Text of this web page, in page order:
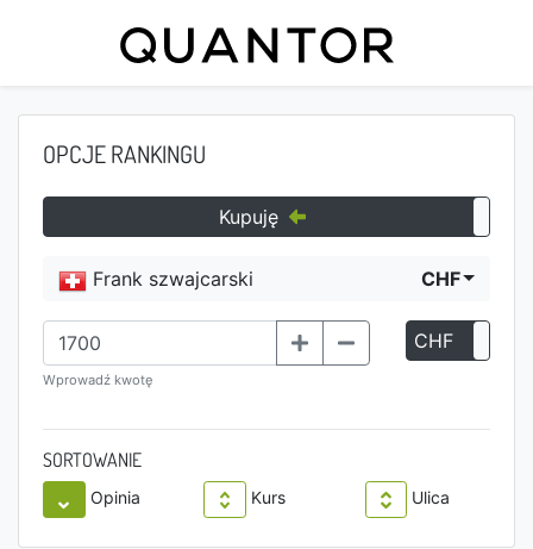
OPCJE RANKINGU
Kupuję
Frank szwajcarski CHF
Wprowadź kwotę
CHF
SORTOWANIE
Opinia Kurs Ulica